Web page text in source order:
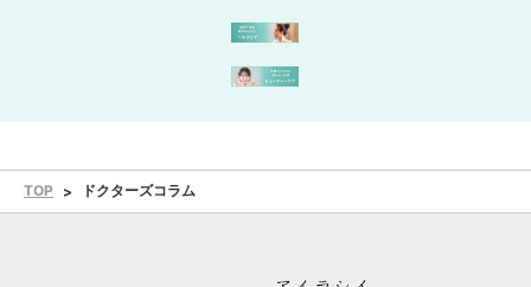
TOP ドクターズコラム